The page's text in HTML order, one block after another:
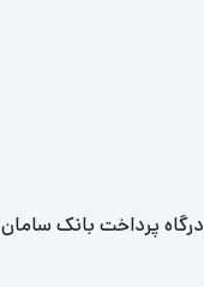
درگاه پرداخت بانک سامان